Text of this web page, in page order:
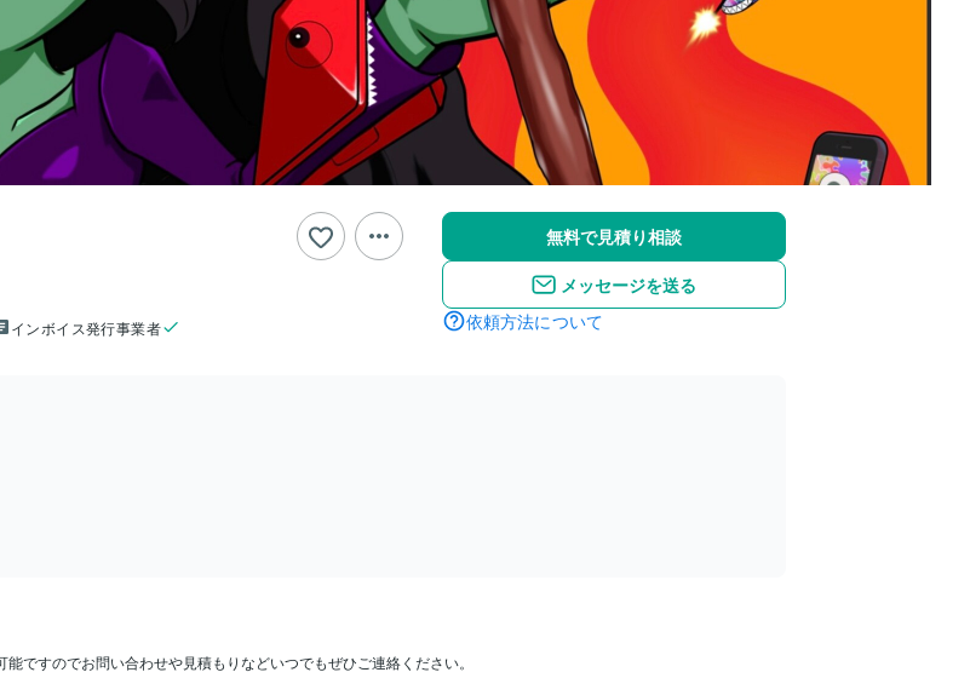
インボイス発行事業者
無料で見積り相談
メッセージを送る
依頼方法について